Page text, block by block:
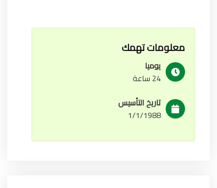
معلومات تهمك
يوميا
24 ساعة
تاريخ التأسيس
1/1/1988